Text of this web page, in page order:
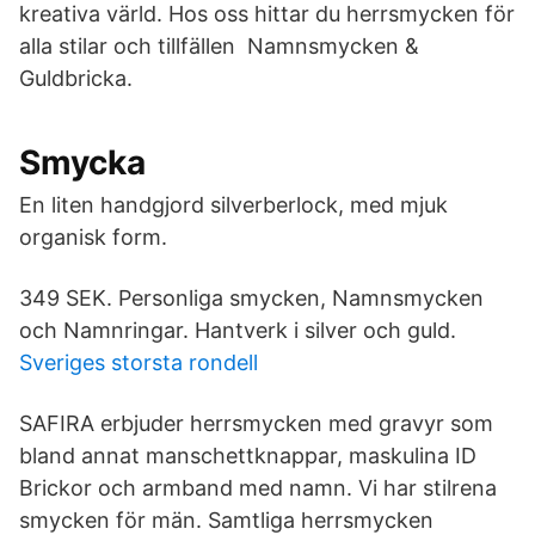
kreativa värld. Hos oss hittar du herrsmycken för
alla stilar och tillfällen Namnsmycken &
Guldbricka.
Smycka
En liten handgjord silverberlock, med mjuk
organisk form.
349 SEK. Personliga smycken, Namnsmycken
och Namnringar. Hantverk i silver och guld.
Sveriges storsta rondell
SAFIRA erbjuder herrsmycken med gravyr som
bland annat manschettknappar, maskulina ID
Brickor och armband med namn. Vi har stilrena
smycken för män. Samtliga herrsmycken